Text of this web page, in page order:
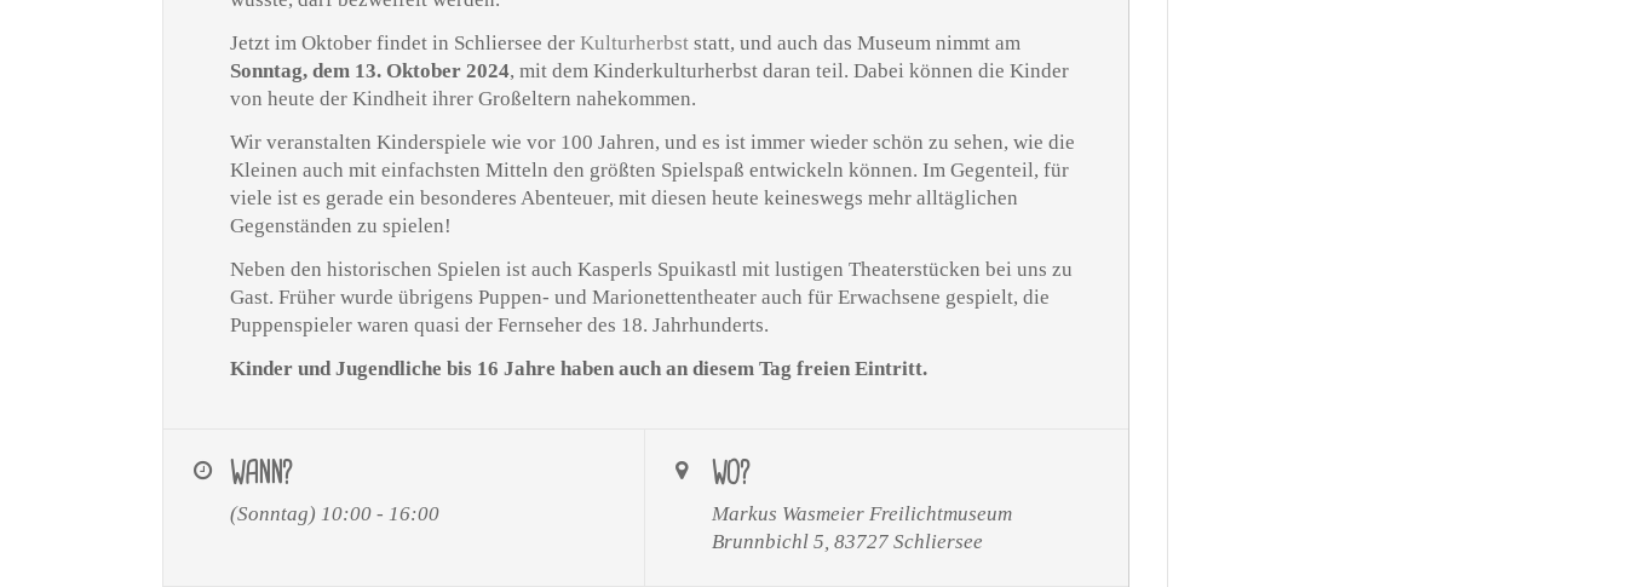
Jetzt im Oktober findet in Schliersee derKulturherbst statt, und auch das Museum nimmt am
Sonntag, dem 13. Oktober 2024, mit dem Kinderkulturherbst daran teil. Dabei können die Kinder
von heute der Kindheit ihrer Großeltern nahekommen.
Wir veranstalten Kinderspiele wie vor 100 Jahren, und es ist immer wieder schön zu sehen, wie die
Kleinen auch mit einfachsten Mitteln den größten Spielspaß entwickeln können. Im Gegenteil, für
viele ist es gerade ein besonderes Abenteuer, mit diesen heute keineswegs mehr alltäglichen
Gegenständen zu spielen!
Neben den historischen Spielen ist auch Kasperls Spuikastl mit lustigen Theaterstücken bei uns zu
Gast. Früher wurde übrigens Puppen- und Marionettentheater auch für Erwachsene gespielt, die
Puppenspieler waren quasi der Fernseher des 18. Jahrhunderts.
Kinder und Jugendliche bis 16 Jahre haben auch an diesem Tag freien Eintritt.
WANN?
(Sonntag) 10:00 - 16:00
WO?
Markus Wasmeier Freilichtmuseum
Brunnbichl 5, 83727 Schliersee